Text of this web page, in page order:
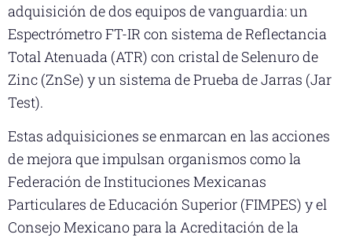
adquisición de dos equipos de vanguardia: un
Espectrómetro FT-IR con sistema de Reflectancia
Total Atenuada (ATR) con cristal de Selenuro de
Zinc (ZnSe) y un sistema de Prueba de Jarras (Jar
Test).
Estas adquisiciones se enmarcan en las acciones
de mejora que impulsan organismos como la
Federación de Instituciones Mexicanas
Particulares de Educación Superior (FIMPES) y el
Consejo Mexicano para la Acreditación de la